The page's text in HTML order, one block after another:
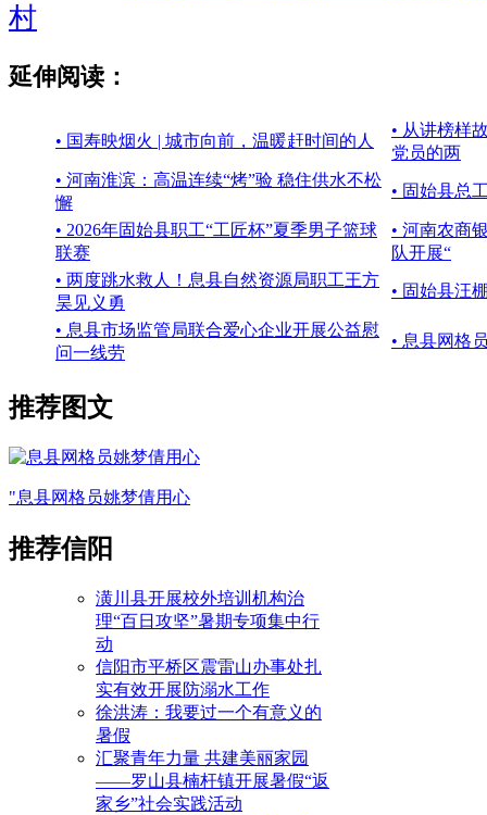
村
延伸阅读：
• 国寿映烟火 | 城市向前，温暖赶时间的人
• 从讲榜样
党员的两
• 河南淮滨：高温连续“烤”验 稳住供水不松
懈
• 固始县总
• 2026年固始县职工“工匠杯”夏季男子篮球
联赛
• 河南农商
队开展“
• 两度跳水救人！息县自然资源局职工王方
昊见义勇
• 固始县汪
• 息县市场监管局联合爱心企业开展公益慰
问一线劳
• 息县网格
推荐图文
"息县网格员姚梦倩用心
推荐信阳
潢川县开展校外培训机构治
理“百日攻坚”暑期专项集中行
动
信阳市平桥区震雷山办事处扎
实有效开展防溺水工作
徐洪涛：我要过一个有意义的
暑假
汇聚青年力量 共建美丽家园
——罗山县楠杆镇开展暑假“返
家乡”社会实践活动